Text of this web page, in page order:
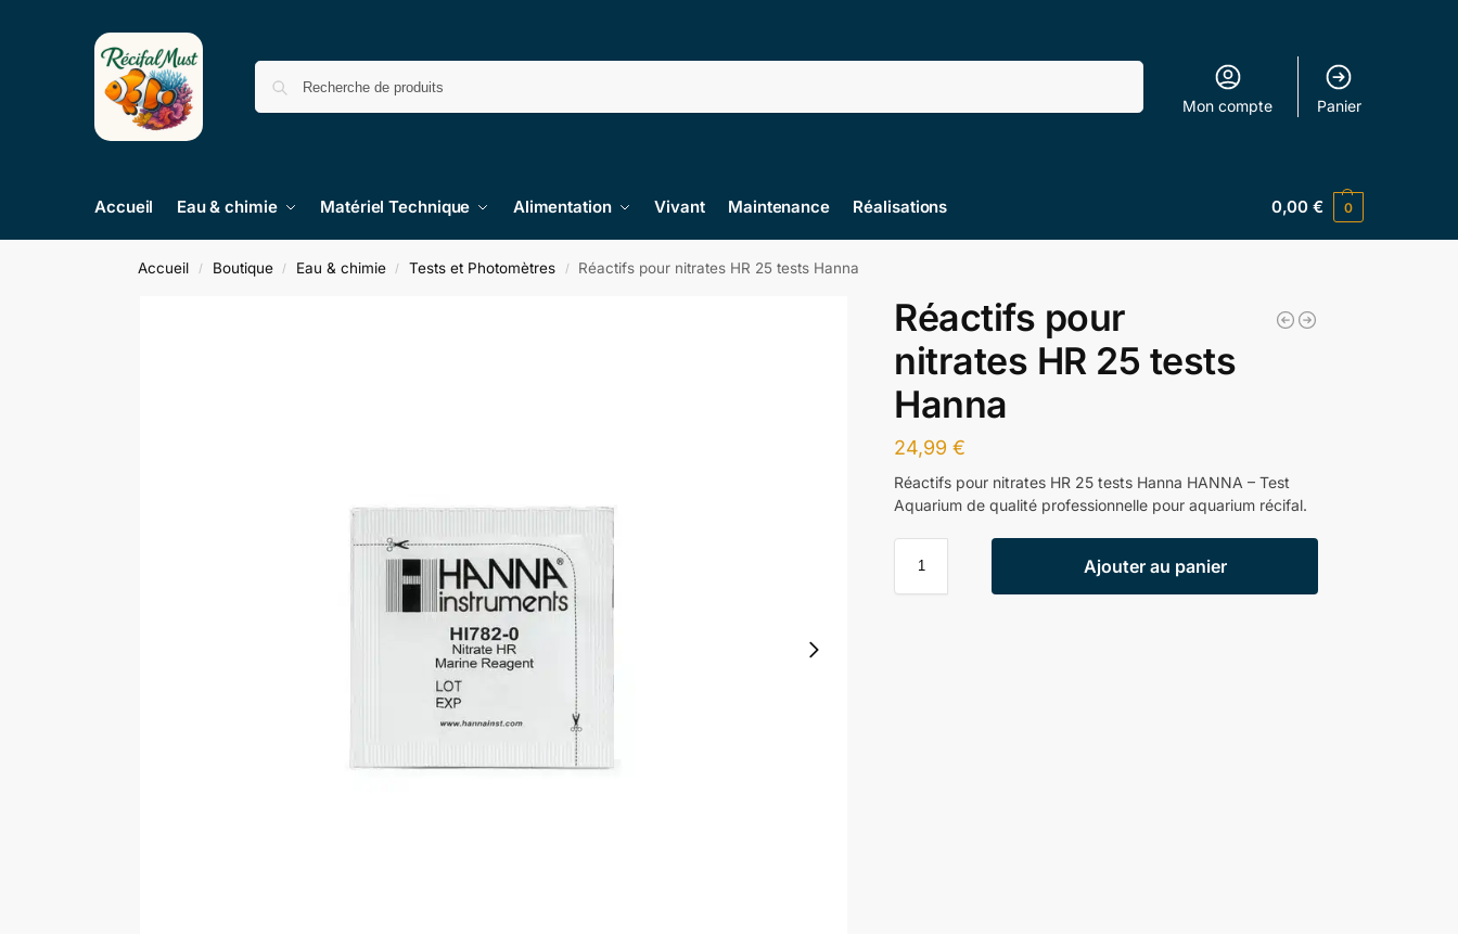
Mon compte Panier
Accueil Eau & chimie Matériel Technique Alimentation Vivant Maintenance Réalisations 0,00€ 0
Accueil / Boutique / Eau & chimie / Tests et Photomètres / Réactifs pour nitrates HR 25 tests Hanna
Réactifs pour
nitrates HR 25 tests
Hanna
24,99€
Réactifs pour nitrates HR 25 tests Hanna HANNA – Test
Aquarium de qualité professionnelle pour aquarium récifal.
Ajouter au panier